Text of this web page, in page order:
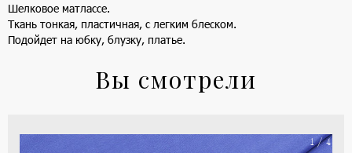
Шелковое матлассе.
Ткань тонкая, пластичная, с легким блеском.
Подойдет на юбку, блузку, платье.
Вы смотрели
1 / 4